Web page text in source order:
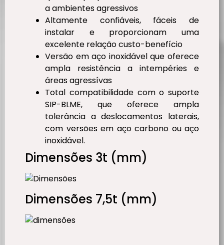
a ambientes agressivos
Altamente confiáveis, fáceis de
instalar e proporcionam uma
excelente relação custo-benefício
Versão em aço inoxidável que oferece
ampla resistência a intempéries e
áreas agressívas
Total compatibilidade com o suporte
SIP-BLME, que oferece ampla
tolerância a deslocamentos laterais,
com versões em aço carbono ou aço
inoxidável.
Dimensões 3t (mm)
Dimensões 7,5t (mm)